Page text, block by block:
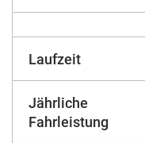
Laufzeit
Jährliche
Fahrleistung